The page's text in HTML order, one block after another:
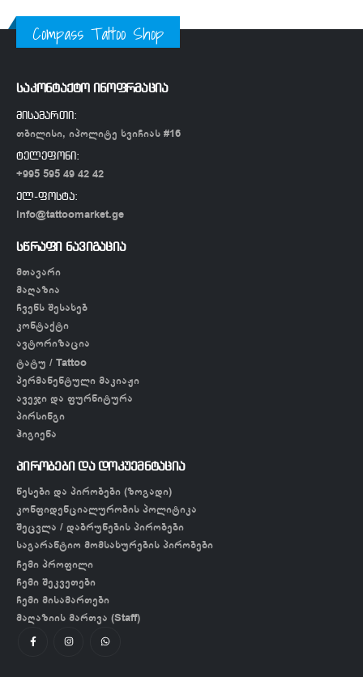
Compass Tattoo Shop
საკონტაქტო ინოფრმაცია
მისამართი:
თბილისი, იპოლიტე ხვიჩიას #16
ტელეფონი:
+995 595 49 42 42
ელ-ფოსტა:
info@tattoomarket.ge
სწრაფი ნავიგაცია
მთავარი
მაღაზია
ჩვენს შესახებ
კონტაქტი
ავტორიზაცია
ტატუ / Tattoo
პერმანენტული მაკიაჟი
ავეჯი და ფურნიტურა
პირსინგი
ჰიგიენა
პირობები და დოკუემნტაცია
წესები და პირობები (ზოგადი)
კონფიდენციალურობის პოლიტიკა
შეცვლა / დაბრუნების პირობები
საგარანტიო მომსახურების პირობები
ჩემი პროფილი
ჩემი შეკვეთები
ჩემი მისამართები
მაღაზიის მართვა (Staff)